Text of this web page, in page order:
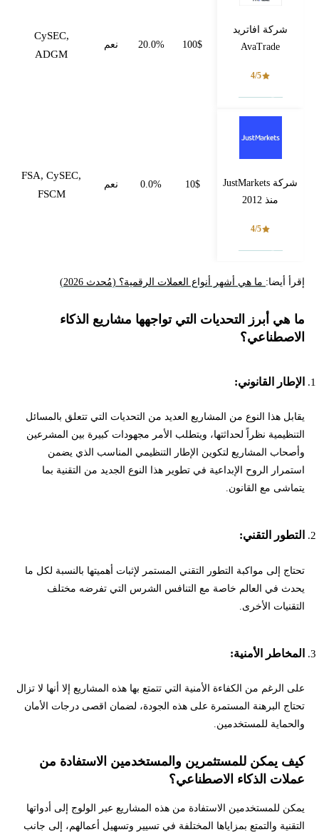
شركة افاتريد
AvaTrade
4/5
100$
20.0% نعم
CySEC,
ADGM
شركة JustMarkets
منذ 2012
4/5
10$
0.0% نعم
FSA, CySEC,
FSCM
إقرأ أيضا: ما هي أشهر أنواع العملات الرقمية؟ (مُحدث 2026)
ما هي أبرز التحديات التي تواجهها مشاريع الذكاء
الاصطناعي؟
الإطار القانوني:
يقابل هذا النوع من المشاريع العديد من التحديات التي تتعلق بالمسائل
التنظيمية نظراً لحداثتها، ويتطلب الأمر مجهودات كبيرة بين المشرعين
وأصحاب المشاريع لتكوين الإطار التنظيمي المناسب الذي يضمن
استمرار الروح الإبداعية في تطوير هذا النوع الجديد من التقنية بما
يتماشى مع القانون.
التطور التقني:
تحتاج إلى مواكبة التطور التقني المستمر لإثبات أهميتها بالنسبة لكل ما
يحدث في العالم خاصة مع التنافس الشرس التي تفرضه مختلف
التقنيات الأخرى.
المخاطر الأمنية:
على الرغم من الكفاءة الأمنية التي تتمتع بها هذه المشاريع إلا أنها لا تزال
تحتاج البرهنة المستمرة على هذه الجودة، لضمان اقصى درجات الأمان
والحماية للمستخدمين.
كيف يمكن للمستثمرين والمستخدمين الاستفادة من
عملات الذكاء الاصطناعي؟
يمكن للمستخدمين الاستفادة من هذه المشاريع عبر الولوج إلى أدواتها
التقنية والتمتع بمزاياها المختلفة في تسيير وتسهيل أعمالهم، إلى جانب